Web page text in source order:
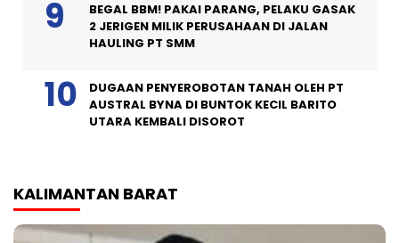
BEGAL BBM! PAKAI PARANG, PELAKU GASAK
2 JERIGEN MILIK PERUSAHAAN DI JALAN
HAULING PT SMM
DUGAAN PENYEROBOTAN TANAH OLEH PT
AUSTRAL BYNA DI BUNTOK KECIL BARITO
UTARA KEMBALI DISOROT
KALIMANTAN BARAT